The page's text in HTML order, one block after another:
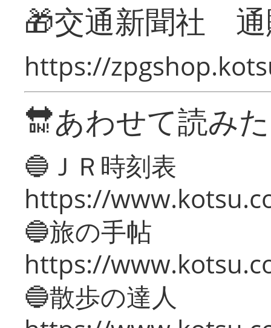
🎁交通新聞社
https://
🔛あわせて読み
🔵ＪＲ時刻表
https://
🔵旅の手帖
https://
🔵散歩の達人